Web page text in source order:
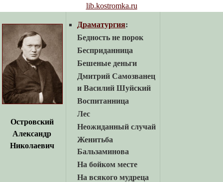
lib.kostromka.ru
Островский
Александр
Николаевич
Драматургия:
Бедность не порок
Бесприданница
Бешеные деньги
Дмитрий Самозванец
и Василий Шуйский
Воспитанница
Лес
Неожиданный случай
Женитьба
Бальзаминова
На бойком месте
На всякого мудреца